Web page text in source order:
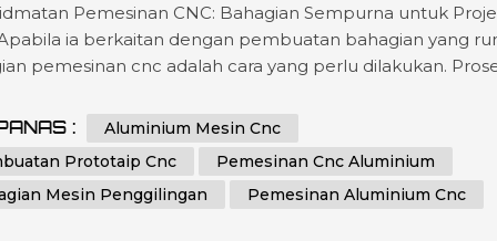
Pemesinan CNC: Bahagian Sempurna untuk
ia berkaitan dengan pembuatan bahagian yang
pemesinan cnc adalah cara yang perlu dilakukan.
(CNC) untuk mencipta bahagian yang tepat dan
bahagian yang sangat tepat ...
:
Aluminium Mesin Cnc
Prototaip Cnc
Pemesinan Cnc Aluminium
Mesin Penggilingan
Pemesinan Aluminium Cnc